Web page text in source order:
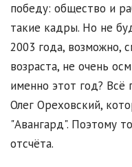
победу: общество и
такие кадры. Но не
2003 года, возможно,
возраста, не очень
именно этот год? Всё
Олег Ореховский,
"Авангард". Поэтому
отсчёта.